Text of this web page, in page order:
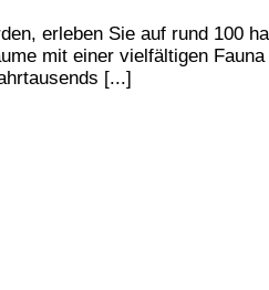
erleben Sie auf rund 100
mit einer vielfältigen
[...]